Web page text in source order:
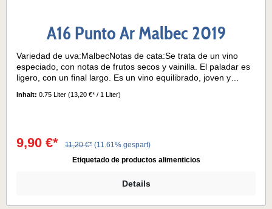
A16 Punto Ar Malbec 2019
Variedad de uva:MalbecNotas de cata:Se trata de un vino
especiado, con notas de frutos secos y vainilla. El paladar es
ligero, con un final largo. Es un vino equilibrado, joven y
servicio:16°- 18°C
Inhalt: 0.75 Liter (13,20 €* / 1 Liter)
9,90 €* 11,20 €* (11.61% gespart)
Etiquetado de productos alimenticios
Details